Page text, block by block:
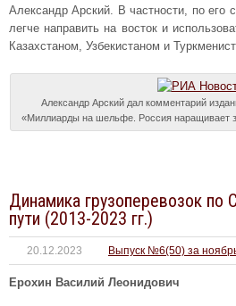
Александр Арский. В частности, по его
легче направить на восток и
Казахстаном, Узбекистаном и
Александр Арский дал комментарий
«Миллиарды на шельфе. Россия наращивает
Динамика грузоперевозок по
пути (2013-2023 гг.)
20.12.2023 Выпуск №6(50) за
Ерохин Василий Леонидович